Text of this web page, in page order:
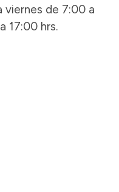
viernes de 7:00 a
17:00 hrs.